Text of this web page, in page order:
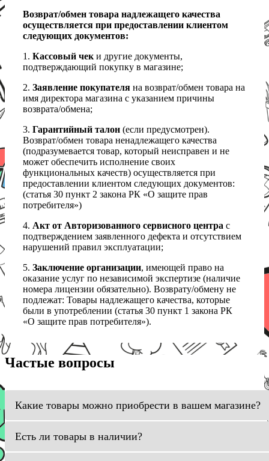
Возврат/обмен товара надлежащего качества
осуществляется при предоставлении клиентом
следующих документов:
1. Кассовый чеки другие документы,
подтверждающий покупку в магазине;
2. Заявление покупателя на возврат/обмен товара на
имя директора магазина с указанием причины
возврата/обмена;
3. Гарантийный талон (если предусмотрен).
Возврат/обмен товара ненадлежащего качества
(подразумевается товар, который неисправен и не
может обеспечить исполнение своих
функциональных качеств) осуществляется при
предоставлении клиентом следующих документов:
(статья 30 пункт 2 закона РК «О защите прав
потребителя»)
4. Акт от Авторизованного сервисного центра с
подтверждением заявленного дефекта и отсутствием
нарушений правил эксплуатации;
5. Заключение организации, имеющей право на
оказание услуг по независимой экспертизе (наличие
номера лицензии обязательно). Возврату/обмену не
подлежат: Товары надлежащего качества, которые
были в употреблении (статья 30 пункт 1 закона РК
«О защите прав потребителя»).
Частые вопросы
Какие товары можно приобрести в вашем магазине?
Есть ли товары в наличии?